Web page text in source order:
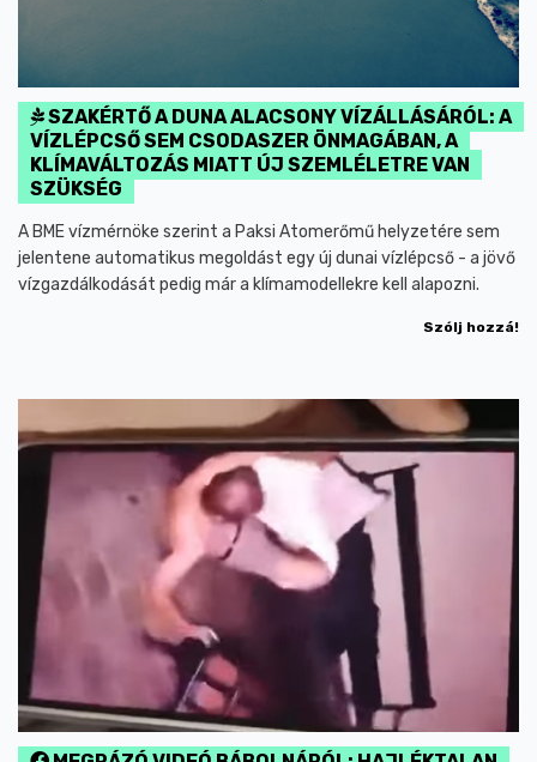
SZAKÉRTŐ A DUNA ALACSONY VÍZÁLLÁSÁRÓL: A
VÍZLÉPCSŐ SEM CSODASZER ÖNMAGÁBAN, A
KLÍMAVÁLTOZÁS MIATT ÚJ SZEMLÉLETRE VAN
SZÜKSÉG
A BME vízmérnöke szerint a Paksi Atomerőmű helyzetére sem
jelentene automatikus megoldást egy új dunai vízlépcső - a jövő
vízgazdálkodását pedig már a klímamodellekre kell alapozni.
Szólj hozzá!